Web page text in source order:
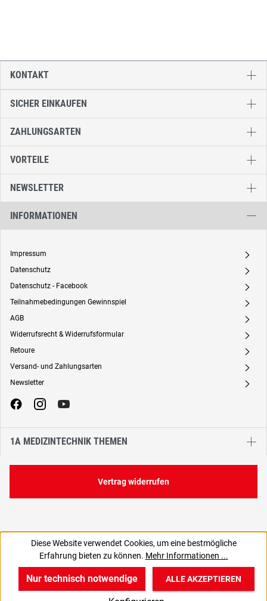
234,00 €
SICHER EINKAUFEN
ZAHLUNGSARTEN
VORTEILE
NEWSLETTER
INFORMATIONEN
Impressum A
Datenschutz A
Datenschutz - Facebook A
Teilnahmebedingungen Gewinnspiel A
AGB A
Widerrufsrecht & Widerrufsformular A
Retoure A
Versand- und Zahlungsarten A
Newsletter A
1A MEDIZINTECHNIK THEMEN
KONTAKT
Vertrag widerrufen
Diese Website verwendet Cookies, um eine bestmögliche
Erfahrung bieten zu können. Mehr Informationen ...
Nur technisch notwendige ALLE AKZEPTIEREN
v B